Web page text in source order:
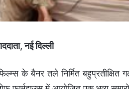
नई दिल्ली
के बैनर तले निर्मित बहुप्रतीक्षित